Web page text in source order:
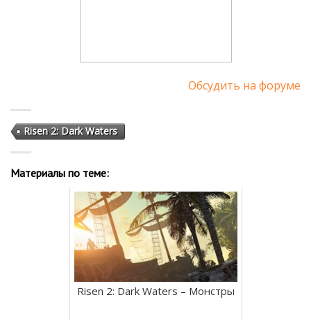
Обсудить на форуме
Risen 2: Dark Waters
Материалы по теме:
Risen 2: Dark Waters – Монстры